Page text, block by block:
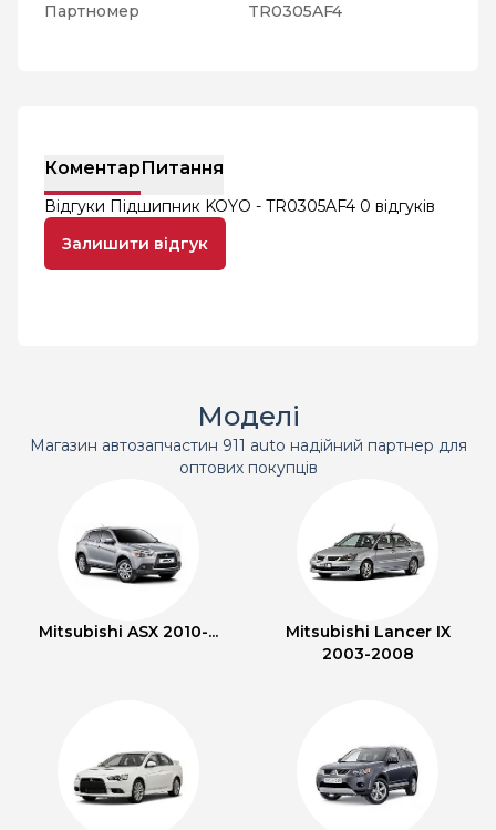
Партномер
TR0305AF4
КоментарПитання
Відгуки Підшипник KOYO - TR0305AF4 0 відгуків
Залишити відгук
Моделі
Магазин автозапчастин 911 auto надійний партнер для
оптових покупців
Mitsubishi ASX 2010-...
Mitsubishi Lancer IX
2003-2008